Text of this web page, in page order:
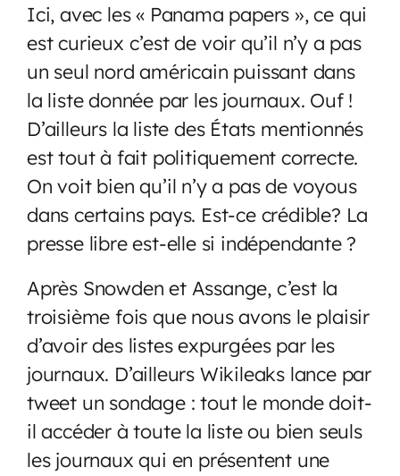
Ici, avec les « Panama papers », ce qui
est curieux c’est de voir qu’il n’y a pas
un seul nord américain puissant dans
la liste donnée par les journaux. Ouf !
D’ailleurs la liste des États mentionnés
est tout à fait politiquement correcte.
On voit bien qu’il n’y a pas de voyous
dans certains pays. Est-ce crédible? La
presse libre est-elle si indépendante ?
Après Snowden et Assange, c’est la
troisième fois que nous avons le plaisir
d’avoir des listes expurgées par les
journaux. D’ailleurs Wikileaks lance par
tweet un sondage : tout le monde doit-
il accéder à toute la liste ou bien seuls
les journaux qui en présentent une